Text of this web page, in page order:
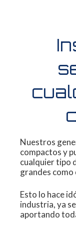
Nuestros
compactosy
cualquiertipo
grandes como
Esto lo hace
industria,ya
aportando